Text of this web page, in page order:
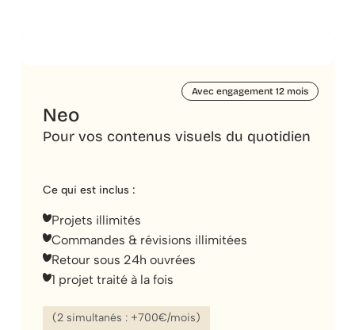
Avec engagement 12 mois
Neo
Pour vos contenus visuels du quotidien
Ce qui est inclus :
Projets illimités
Commandes & révisions illimitées
Retour sous 24h ouvrées
1 projet traité à la fois
(2 simultanés : +700€/mois)